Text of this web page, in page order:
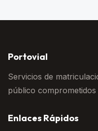
Portovial
Servicios de
público
Enlaces Rápidos